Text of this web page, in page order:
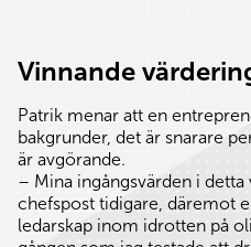
Vinnande
Patrik menar att en
bakgrunder, det är snarare
är avgörande.
– Mina ingångsvärden i
chefspost tidigare, däremot
ledarskap inom idrotten på